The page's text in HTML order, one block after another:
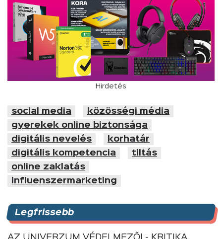
Hirdetés
social media
közösségi média
gyerekek online biztonsága
digitális nevelés
korhatár
digitális kompetencia
tiltás
online zaklatás
influenszermarketing
Legfrissebb